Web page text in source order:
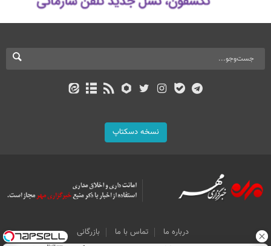
نسخه دسکتاپ
درباره ما تماس با ما
بازرگانی